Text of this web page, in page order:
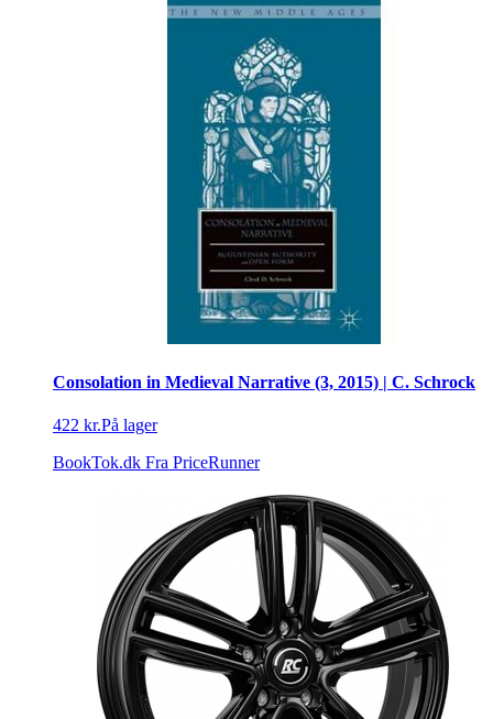
Consolation in Medieval Narrative (3, 2015) | C. Schrock
422 kr.På lager
BookTok.dk Fra PriceRunner